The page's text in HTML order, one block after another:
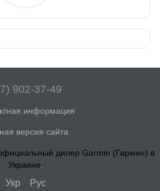
902-37-49
информация
версия сайта
дилер Garmin (Гармин) в
Украине
Укр Рус